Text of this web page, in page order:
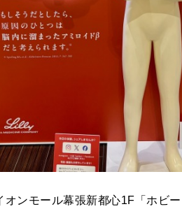
ンモール幕張新都心1F「ホビ